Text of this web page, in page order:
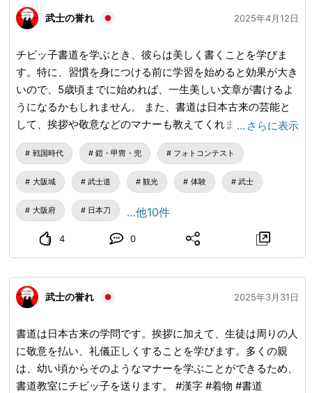
武士の誉れ 2025年4月12日
チビッ子書道を学ぶとき、彼らは美しく書くことを学びま
す。特に、習慣を身につける前に学習を始めると効果が大き
いので、5歳頃までに始めれば、一生美しい文章が書けるよ
うになるかもしれません。 また、書道は日本古来の芸能と
して、挨拶や敬意などのマナーも教えてくれます。 #漢字 #
着物 #書道 #大阪城
… さらに表示
戦国時代 鎧・甲冑・兜 フォトコンテスト
大阪城 武士道 観光 体験 武士
大阪府 日本刀 …他10件
4 0
武士の誉れ 2025年3月31日
書道は日本古来の学問です。挨拶に加えて、生徒は周りの人
に敬意を払い、礼儀正しくすることを学びます。多くの親
は、幼い頃からそのようなマナーを学ぶことができるため、
書道教室にチビッ子を送ります。 #漢字 #着物 #書道